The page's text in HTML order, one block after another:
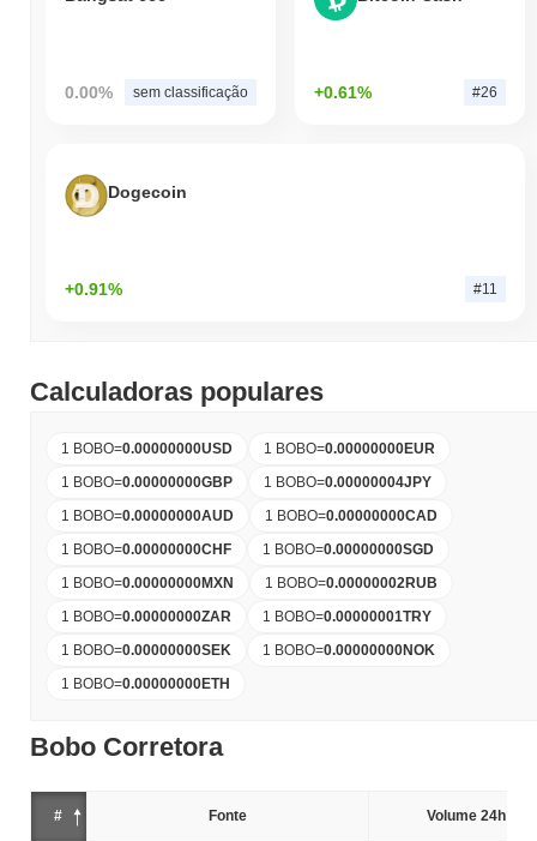
0.00% sem classificação +0.61% #26
Dogecoin
+0.91% #11
Calculadoras populares
1 BOBO=0.00000000USD 1 BOBO=0.00000000EUR
1 BOBO=0.00000000GBP 1 BOBO=0.00000004JPY
1 BOBO=0.00000000AUD 1 BOBO=0.00000000CAD
1 BOBO=0.00000000CHF 1 BOBO=0.00000000SGD
1 BOBO=0.00000000MXN 1 BOBO=0.00000002RUB
1 BOBO=0.00000000ZAR 1 BOBO=0.00000001TRY
1 BOBO=0.00000000SEK 1 BOBO=0.00000000NOK
1 BOBO=0.00000000ETH
Bobo Corretora
# Fonte Volume 24h (%)